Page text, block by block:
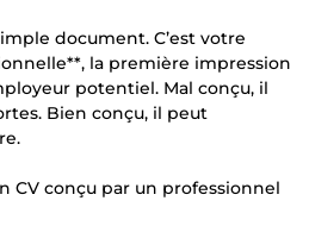
document. C’est votre
la première impression
potentiel. Mal conçu, il
Bien conçu, il peut
CV conçu par un professionnel